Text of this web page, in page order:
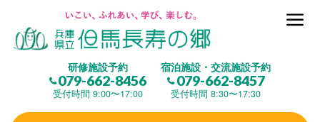
研修施設予約
079-662-8456
受付時間 9:00〜17:00
宿泊施設・交流施設予約
079-662-8457
受付時間 8:30〜17:30
但馬長寿の郷とは
(研修施設)